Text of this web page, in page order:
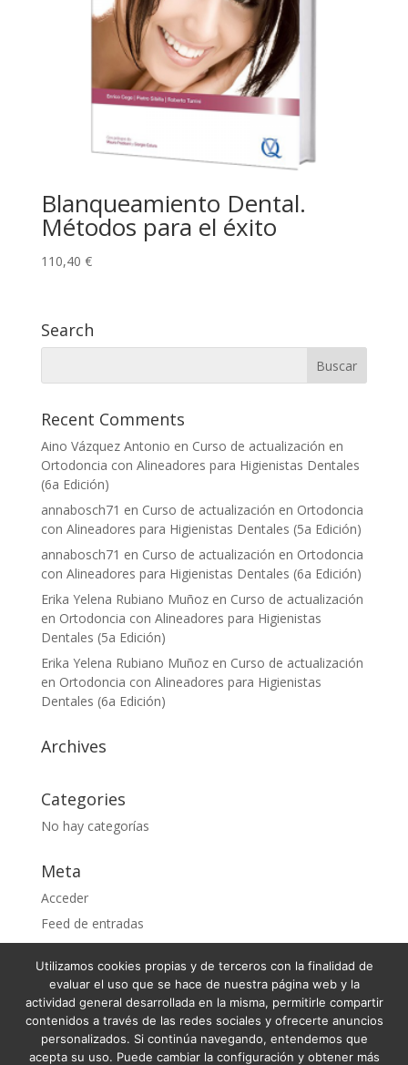
Blanqueamiento Dental.
Métodos para el éxito
110,40 €
Search
Recent Comments
Aino Vázquez Antonio en Curso de actualización en
Ortodoncia con Alineadores para Higienistas Dentales
(6a Edición)
annabosch71 en Curso de actualización en Ortodoncia
con Alineadores para Higienistas Dentales (5a Edición)
annabosch71 en Curso de actualización en Ortodoncia
con Alineadores para Higienistas Dentales (6a Edición)
Erika Yelena Rubiano Muñozen Curso de actualización
en Ortodoncia con Alineadores para Higienistas
Dentales (5a Edición)
Erika Yelena Rubiano Muñozen Curso de actualización
en Ortodoncia con Alineadores para Higienistas
Dentales (6a Edición)
Archives
Categories
No hay categorías
Meta
Acceder
Feed de entradas
WordPress.org
Condiciones Generales de Venta
Utilizamos cookies propias y de terceros con la finalidad de
evaluar el uso que se hace de nuestra página web y la
actividad general desarrollada en la misma, permitirle compartir
contenidos a través de las redes sociales y ofrecerte anuncios
personalizados. Si continúa navegando, entendemos que
acepta su uso. Puede cambiar la configuración y obtener más